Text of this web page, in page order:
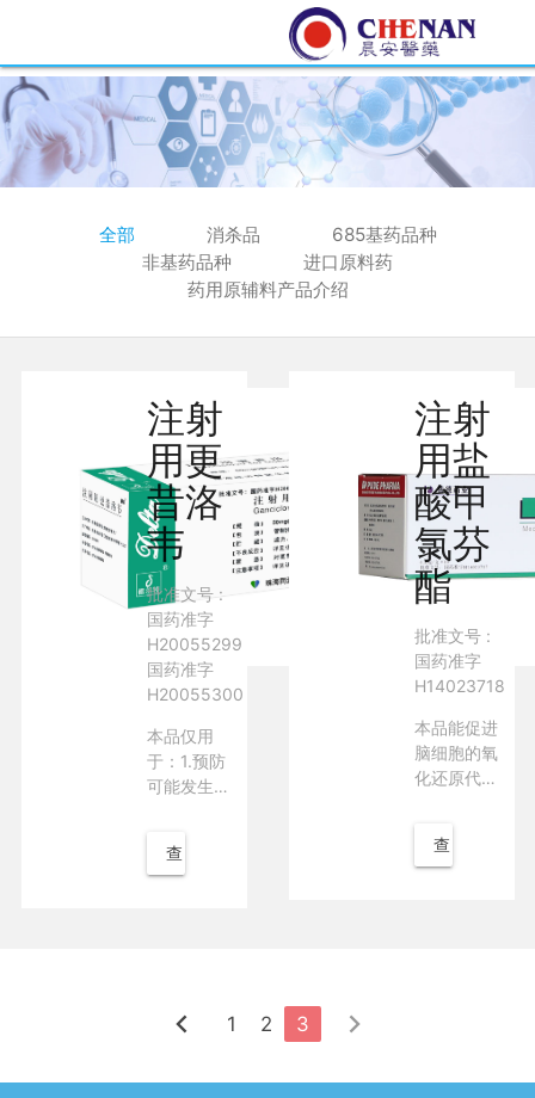
全部 消杀品
685基药品种
非基药品种
进口原料药
药用原辅料产品介绍
注射
用更
昔洛
韦
批准文号 :
国药准字
H20055299
国药准字
H20055300
本品仅用
于：1.预防
可能发生于
毒感染风险
的器官移植
滋病患者）
发生的巨细
网膜炎。
查
注射
用盐
酸甲
氯芬
酯
批准文号 :
国药准字
H14023718
本品能促进
脑细胞的氧
化还原代
糖类的利
用，对中枢
查
1 2 3